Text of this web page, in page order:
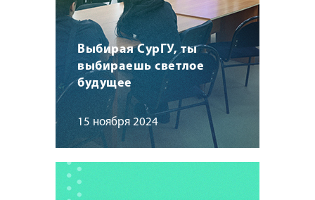
Выбирая СурГУ, ты
выбираешь светлое
будущее
15 ноября 2024